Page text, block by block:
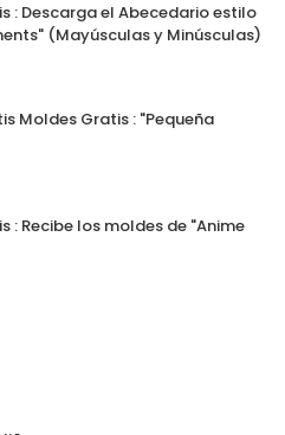
: Descarga el Abecedario estilo
(Mayúsculas y Minúsculas)
Moldes Gratis : "Pequeña
: Recibe los moldes de "Anime